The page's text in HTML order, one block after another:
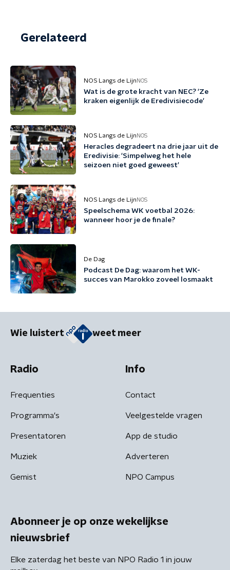
Gerelateerd
NOS Langs de Lijn NOS
Wat is de grote kracht van NEC? 'Ze
kraken eigenlijk de Eredivisiecode'
NOS Langs de Lijn NOS
Heracles degradeert na drie jaar uit de
Eredivisie: 'Simpelweg het hele
seizoen niet goed geweest'
NOS Langs de Lijn NOS
Speelschema WK voetbal 2026:
wanneer hoor je de finale?
De Dag
Podcast De Dag: waarom het WK-
succes van Marokko zoveel losmaakt
Wie luistert weet meer
Radio
Frequenties
Programma's
Presentatoren
Muziek
Gemist
Info
Contact
Veelgestelde vragen
App de studio
Adverteren
NPO Campus
Abonneer je op onze wekelijkse
nieuwsbrief
Elke zaterdag het beste van NPO Radio 1 in jouw